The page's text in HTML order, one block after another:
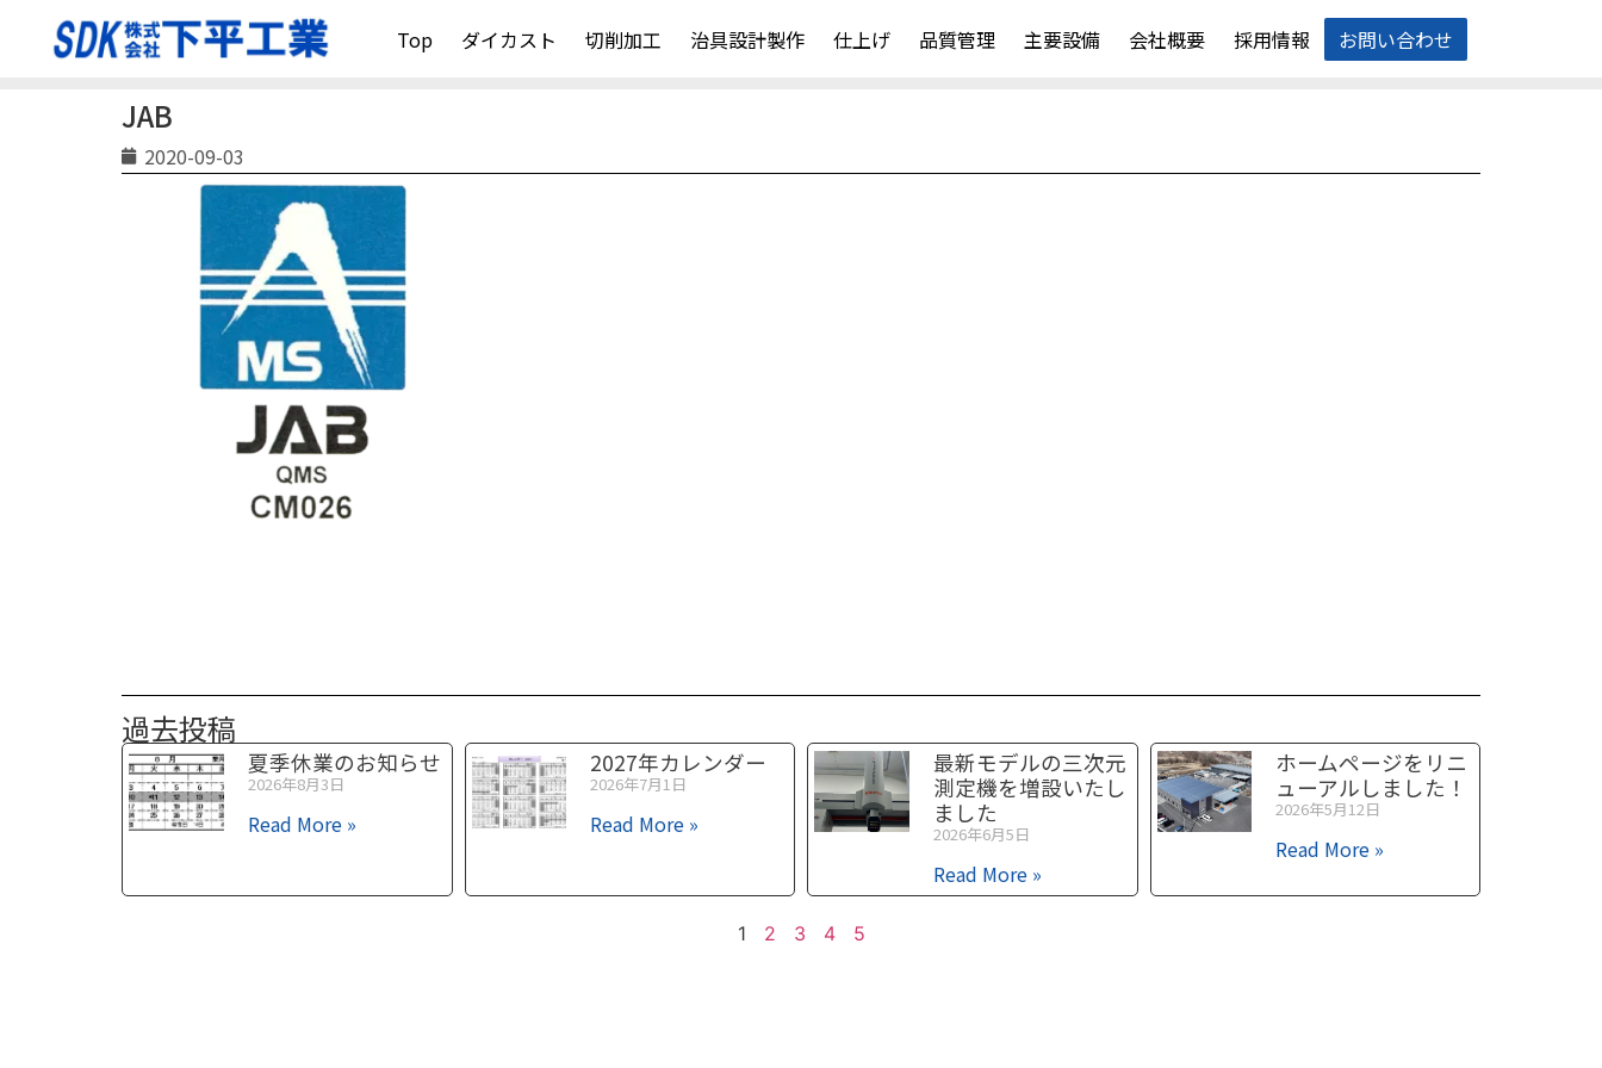
Top ダイカスト 切削加工 治具設計製作 仕上げ 品質管理 主要設備 会社概要 採用情報 お問い合わせ
JAB
2020-09-03
過去投稿
夏季休業のお知らせ
2026年8月3日
Read More »
2027年カレンダー
2026年7月1日
Read More »
最新モデルの三次元
測定機を増設いたし
ました
2026年6月5日
Read More »
ホームページをリニ
ューアルしました！
2026年5月12日
Read More »
1 2 3 4 5